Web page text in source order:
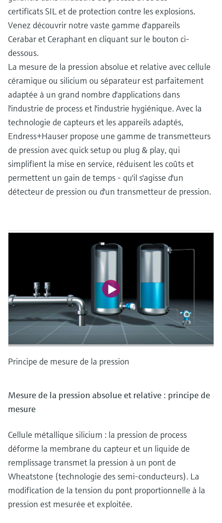
certificats SIL et de protection contre les explosions.
Venez découvrir notre vaste gamme d'appareils
Cerabar et Ceraphant en cliquant sur le bouton ci-
dessous.
La mesure de la pression absolue et relative avec cellule
céramique ou silicium ou séparateur est parfaitement
adaptée à un grand nombre d'applications dans
l'industrie de process et l'industrie hygiénique. Avec la
technologie de capteurs et les appareils adaptés,
Endress+Hauser propose une gamme de transmetteurs
de pression avec quick setup ou plug & play, qui
simplifient la mise en service, réduisent les coûts et
permettent un gain de temps - qu'il s'agisse d'un
détecteur de pression ou d'un transmetteur de pression.
Principe de mesure de la pression
Mesure de la pression absolue et relative : principe de
mesure
Cellule métallique silicium : la pression de process
déforme la membrane du capteur et un liquide de
remplissage transmet la pression à un pont de
Wheatstone (technologie des semi-conducteurs). La
modification de la tension du pont proportionnelle à la
pression est mesurée et exploitée.